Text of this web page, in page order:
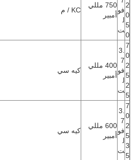
2
0
5
0
فو
ل
ت
750 مللي
أمبير
KC / م
7
0
2
5
2
5
3.
7
فو
ل
ت
400 مللي
أمبير
كيه سي
7
0
2
5
3
5
3.
7
فو
ل
ت
600 مللي
أمبير
كيه سي